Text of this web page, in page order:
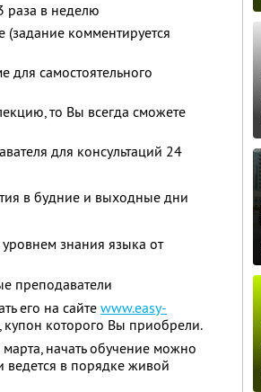
раза в неделю
комментируется
самостоятельного
то Вы всегда сможете
для консультаций 24
в будние и выходные дни
знания языка от
преподаватели
его на сайте www.easy-
купон которого Вы приобрели.
начать обучение можно
ведется в порядке живой